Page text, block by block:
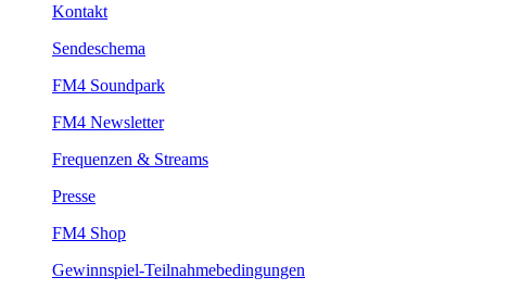
Kontakt
Sendeschema
FM4Soundpark
FM4Newsletter
Frequenzen&Streams
Presse
FM4Shop
Gewinnspiel-Teilnahmebedingungen